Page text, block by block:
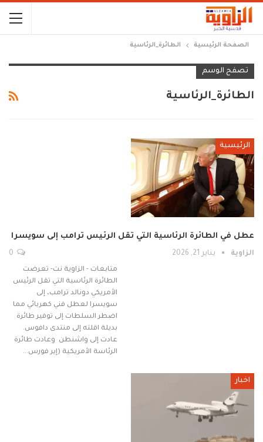
الصفحة الرئيسية الطائرة_الرئاسية
تصفح الوسم
الطائرة_الرئاسية
الرئيسية
عطل في الطائرة الرئاسية التي تقل الرئيس ترامب إلى سويسرا
الزاوية يناير 21, 2026
متابعات - الزاوية نت- تعرضت
الطائرة الرئاسية التي تقل الرئيس
الأمريكي دونالد ترامب، إلى
سويسرا لعطل فني كهربائي مما
اضطر السلطات إلى توفير طائرة
بديلة اقلته إلى منتدى دافوس.
عادت إلى واشنطن وعادت طائرة
الرئاسة الأمريكية (إير فورس…
اخبار